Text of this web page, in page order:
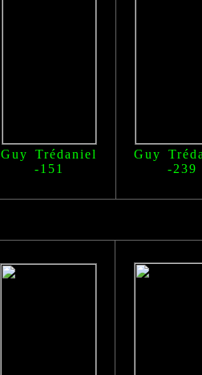
Guy Trédaniel
-151
Guy
-239